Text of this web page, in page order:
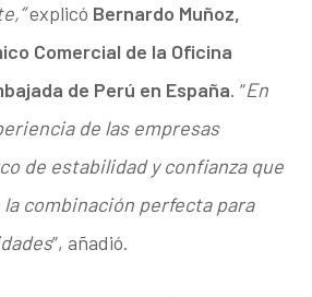
explicó Bernardo Muñoz,
Comercial de la Oficina
de Perú en España. “En
de las empresas
de estabilidad y confianza que
combinación perfecta para
”, añadió.